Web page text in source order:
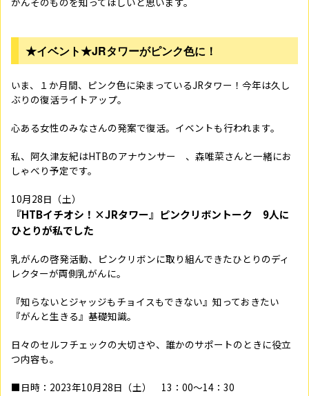
★イベント★JRタワーがピンク色に！
いま、１か月間、ピンク色に染まっているJRタワー！今年は久し
ぶりの復活ライトアップ。
心ある女性のみなさんの発案で復活。イベントも行われます。
私、阿久津友紀はHTBのアナウンサー 、森唯菜さんと一緒にお
しゃべり予定です。
10月28日（土）
『HTBイチオシ！×JRタワー』ピンクリボントーク 9人に
ひとりが私でした
乳がんの啓発活動、ピンクリボンに取り組んできたひとりのディ
レクターが両側乳がんに。
『知らないとジャッジもチョイスもできない』知っておきたい
『がんと生きる』基礎知識。
日々のセルフチェックの大切さや、誰かのサポートのときに役立
つ内容も。
■日時：2023年10月28日（土） 13：00～14：30